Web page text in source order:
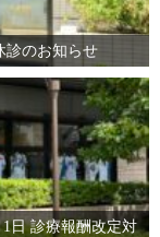
診のお知らせ
日 診療報酬改定対